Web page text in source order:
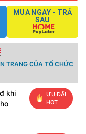
MUA NGAY - TRẢ
SAU
TRANG CỦA TỔ CHỨC
khi
ƯU ĐÃI
HOT